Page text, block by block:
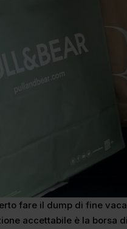
fare il dump di fine
accettabile è la borsa